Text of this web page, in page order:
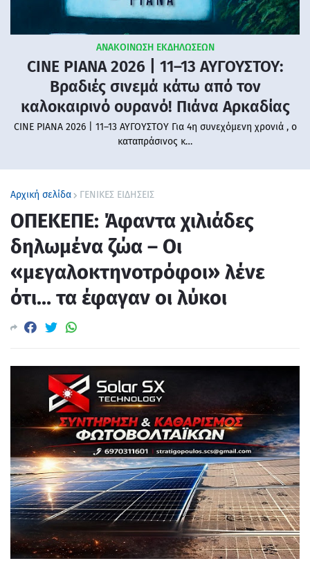
ΑΝΑΚΟΙΝΩΣΗ ΕΚΔΗΛΩΣΕΩΝ
CINE PIANA 2026 | 11–13 ΑΥΓΟΥΣΤΟΥ:
Βραδιές σινεμά κάτω από τον
καλοκαιρινό ουρανό! Πιάνα Αρκαδίας
CINE PIANA 2026 | 11–13 ΑΥΓΟΥΣΤΟΥ Για 4η συνεχόμενη χρονιά , ο
καταπράσινος κ…
Αρχική σελίδα ΓΕΝΙΚΕΣ ΕΙΔΗΣΕΙΣ
ΟΠΕΚΕΠΕ: Άφαντα χιλιάδες
δηλωμένα ζώα – Οι
«μεγαλοκτηνοτρόφοι» λένε
ότι… τα έφαγαν οι λύκοι